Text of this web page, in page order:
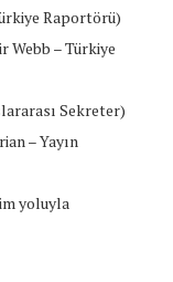
Raportörü)
Webb – Türkiye
Sekreter)
– Yayın
yoluyla